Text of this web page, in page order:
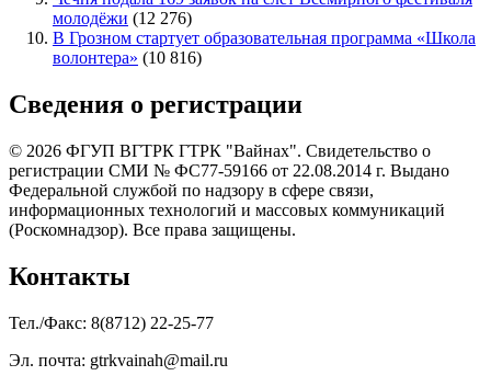
молодёжи (12 276)
В Грозном стартует образовательная программа «Школа
волонтера» (10 816)
Сведения о регистрации
© 2026 ФГУП ВГТРК ГТРК "Вайнах". Свидетельство о
регистрации СМИ № ФС77-59166 от 22.08.2014 г. Выдано
Федеральной службой по надзору в сфере связи,
информационных технологий и массовых коммуникаций
(Роскомнадзор). Все права защищены.
Контакты
Тел./Факс: 8(8712) 22-25-77
Эл. почта: gtrkvainah@mail.ru